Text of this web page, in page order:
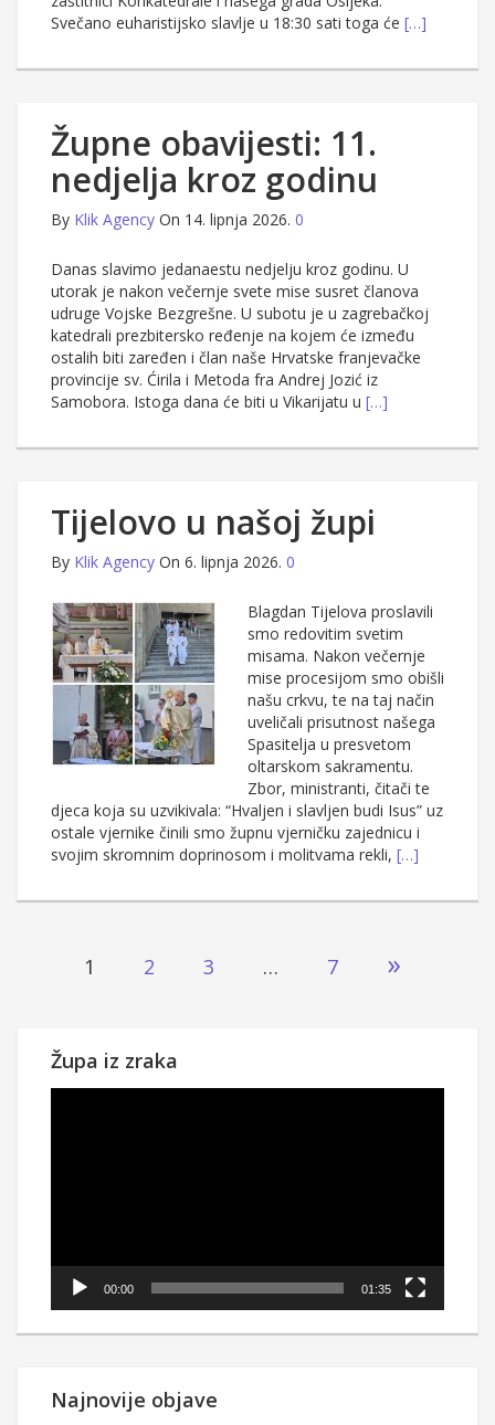
Svečano euharistijsko slavlje u 18:30 sati toga će […]
Župne obavijesti: 11.
nedjelja kroz godinu
By Klik Agency On 14. lipnja 2026. 0
Danas slavimo jedanaestu nedjelju kroz godinu. U
utorak je nakon večernje svete mise susret članova
udruge Vojske Bezgrešne. U subotu je u zagrebačkoj
katedrali prezbitersko ređenje na kojem će između
ostalih biti zaređen i član naše Hrvatske franjevačke
provincije sv. Ćirila i Metoda fra Andrej Jozić iz
Samobora. Istoga dana će biti u Vikarijatu u […]
Tijelovo u našoj župi
By Klik Agency On 6. lipnja 2026. 0
Blagdan Tijelova proslavili
smo redovitim svetim
misama. Nakon večernje
mise procesijom smo obišli
našu crkvu, te na taj način
uveličali prisutnost našega
Spasitelja u presvetom
oltarskom sakramentu.
Zbor, ministranti, čitači te
djeca koja su uzvikivala: “Hvaljen i slavljen budi Isus” uz
ostale vjernike činili smo župnu vjerničku zajednicu i
svojim skromnim doprinosom i molitvama rekli, […]
Brojevi
1 2 3 … 7 »
Župa iz zraka
00:00 01:35
Najnovije objave